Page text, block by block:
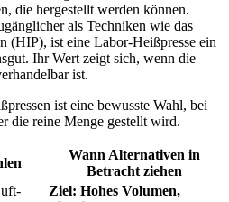
die hergestellt werden können.
als Techniken wie das
(HIP), ist eine Labor-Heißpresse ein
Ihr Wert zeigt sich, wenn die
ist.
ist eine bewusste Wahl, bei
die reine Menge gestellt wird.
Wann Alternativen in
Betracht ziehen
Ziel: Hohes Volumen,